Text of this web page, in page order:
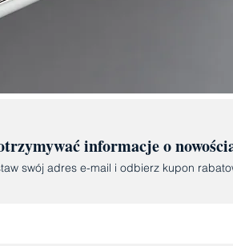
informacje o
swój adres e-mail i odbierz kupon